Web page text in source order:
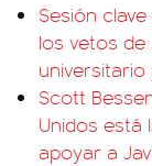
Sesión
los vetos de
Scott
Unidos está
apoyar a